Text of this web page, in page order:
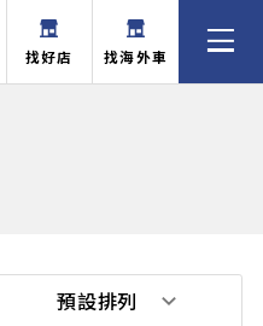
找好店 找海外車
預設排列